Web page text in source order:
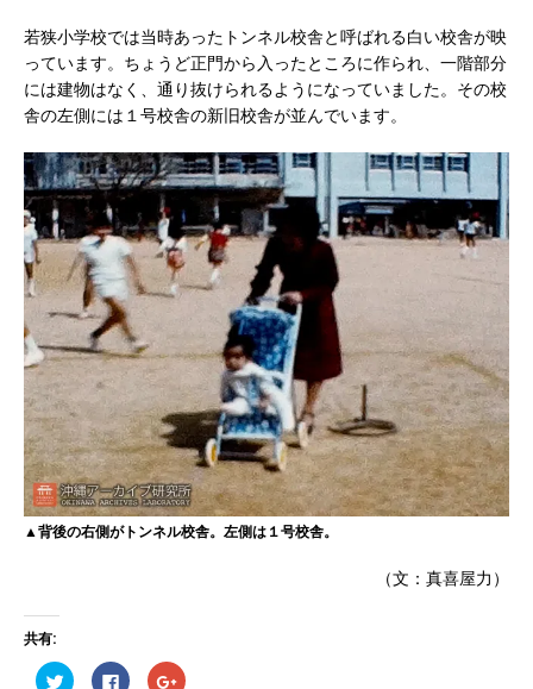
若狭小学校では当時あったトンネル校舎と呼ばれる白い校舎が映
っています。ちょうど正門から入ったところに作られ、一階部分
には建物はなく、通り抜けられるようになっていました。その校
舎の左側には１号校舎の新旧校舎が並んでいます。
▲背後の右側がトンネル校舎。左側は１号校舎。
（文：真喜屋力）
共有:
ク
F ク